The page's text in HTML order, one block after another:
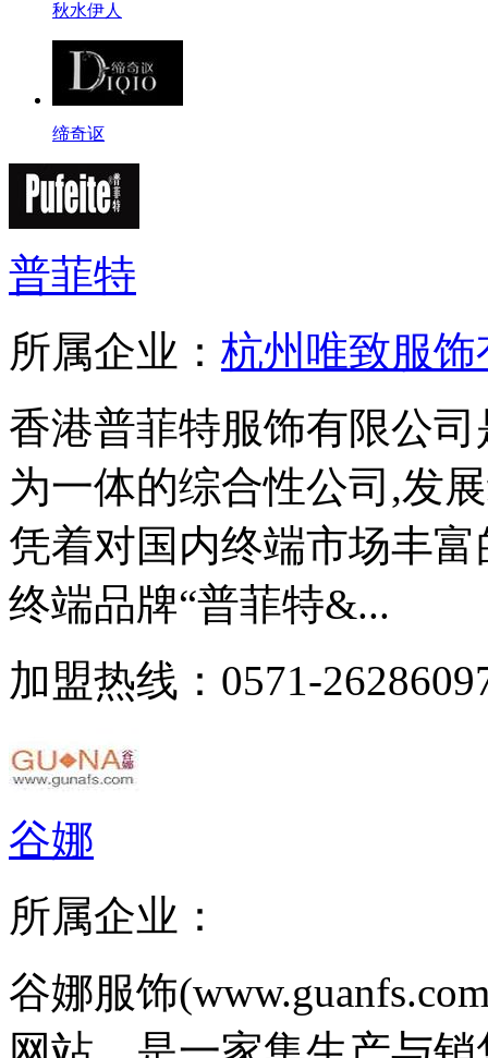
秋水伊人
缔奇讴
普菲特
所属企业： 杭州唯致服
香港普菲特服饰有限公
为一体的综合性公司,发
凭着对国内终端市场丰
终端品牌“普菲特&...
加盟热线：0571-
谷娜
所属企业：
谷娜服饰